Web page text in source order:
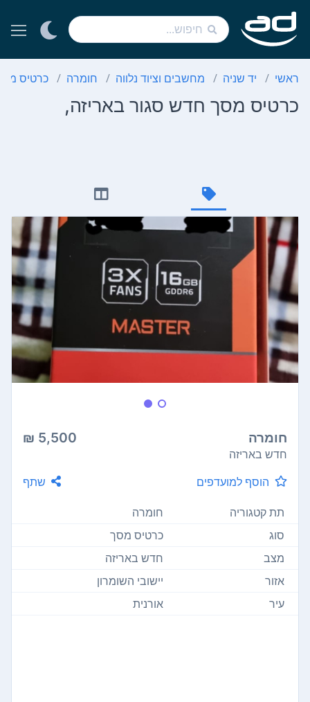
ראשי יד שניה מחשבים וציוד נלווה חומרה כרטיס
כרטיס מסך חדש סגור באריזה,
חומרה 5,500 ₪
חדש באריזה
הוסף למועדפים
שתף
תת קטגוריה
חומרה
סוג
כרטיס מסך
מצב
חדש באריזה
אזור
יישובי השומרון
עיר
אורנית